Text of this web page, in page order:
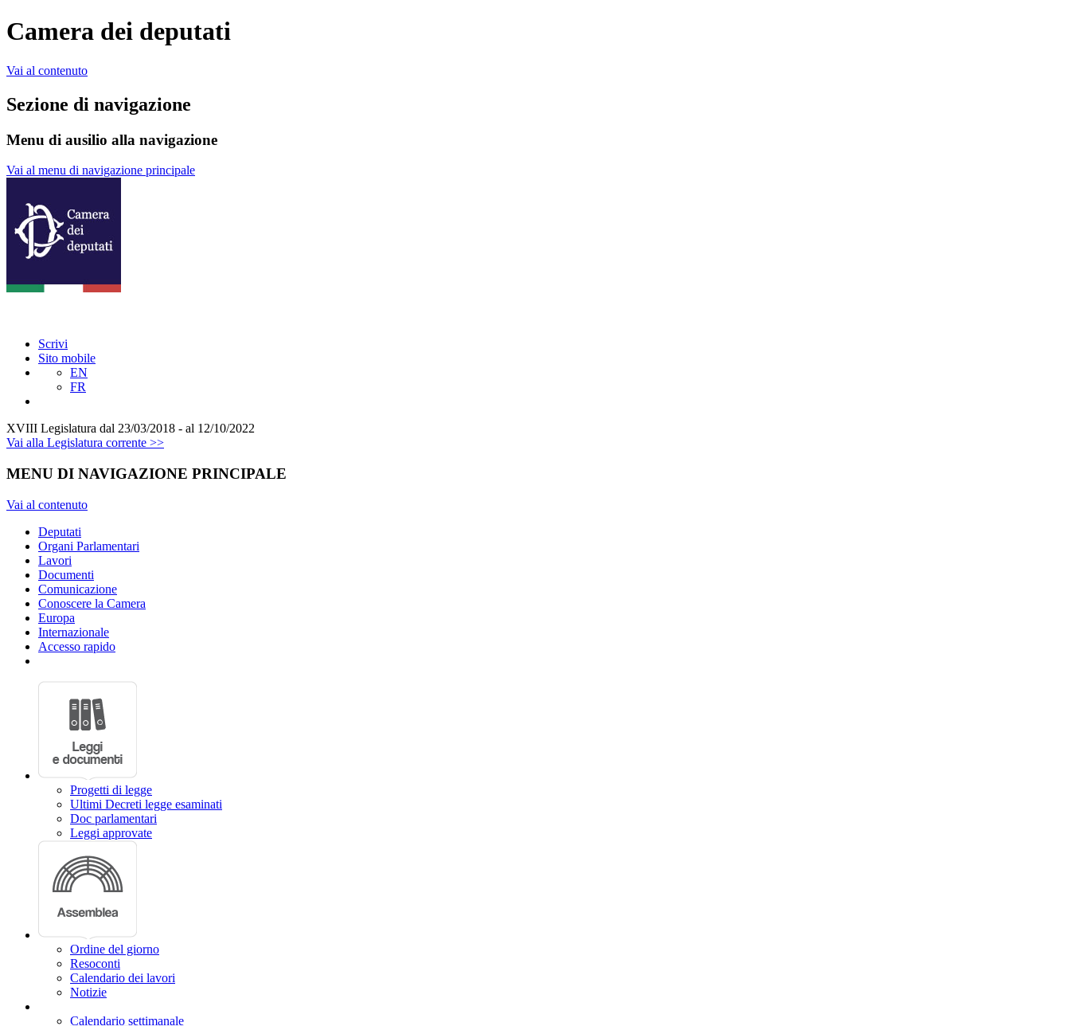
Camera dei deputati
Vai al contenuto
Sezione di navigazione
Menu di ausilio alla navigazione
Vai al menu di navigazione principale
Scrivi
Sito mobile
EN
FR
XVIII Legislatura dal 23/03/2018 - al 12/10/2022
Vai alla Legislatura corrente >>
MENU DI NAVIGAZIONE PRINCIPALE
Vai al contenuto
Deputati
Organi Parlamentari
Lavori
Documenti
Comunicazione
Conoscere la Camera
Europa
Internazionale
Accesso rapido
Progetti di legge
Ultimi Decreti legge esaminati
Doc parlamentari
Leggi approvate
Ordine del giorno
Resoconti
Calendario dei lavori
Notizie
Calendario settimanale